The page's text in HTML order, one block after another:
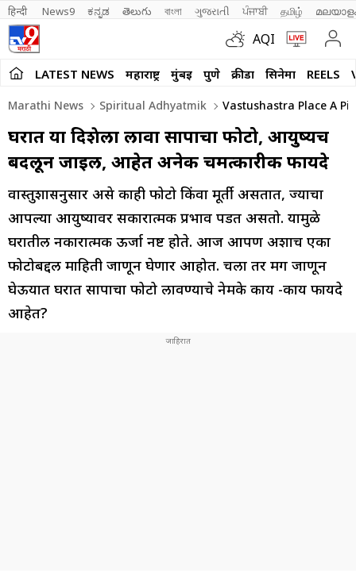
हिन्दी News9 ಕನ್ನಡ తెలుగు বাংলা ગુજરાતી ਪੰਜਾਬੀ தமிழ்
AQI
LATEST NEWS महाराष्ट्र मुंबई पुणे क्रीडा सिनेमा REELS
Marathi News Spiritual Adhyatmik Vastushastra Place A
घरात या दिशेला लावा सापाचा फोटो, आयुष्यच
बदलून जाईल, आहेत अनेक चमत्कारीक फायदे
वास्तुशास्त्रानुसार असे काही फोटो किंवा मूर्ती असतात, ज्याचा
आपल्या आयुष्यावर सकारात्मक प्रभाव पडत असतो. यामुळे
घरातील नकारात्मक ऊर्जा नष्ट होते. आज आपण अशाच एका
फोटोबद्दल माहिती जाणून घेणार आहोत. चला तर मग जाणून
घेऊयात घरात सापाचा फोटो लावण्याचे नेमके काय -काय फायदे
आहेत?